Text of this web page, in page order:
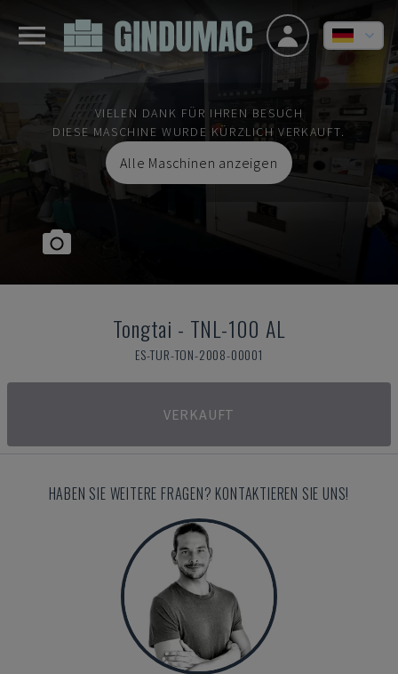
VIELEN DANK FÜR IHREN BESUCH
DIESE MASCHINE WURDE KÜRZLICH VERKAUFT.
Alle Maschinen anzeigen
Tongtai - TNL-100 AL
ES-TUR-TON-2008-00001
VERKAUFT
HABEN SIE WEITERE FRAGEN? KONTAKTIEREN SIE UNS!